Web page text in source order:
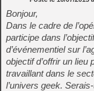
Bonjour,
Dans le cadre de
participe dans
d’événementiel sur
objectif d’offrir un
travaillant dans le
l’univers geek.